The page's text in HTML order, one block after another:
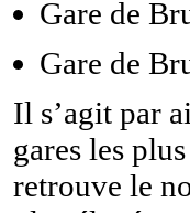
Gare de
Gare de
Il s’agit par
gares les
retrouve le